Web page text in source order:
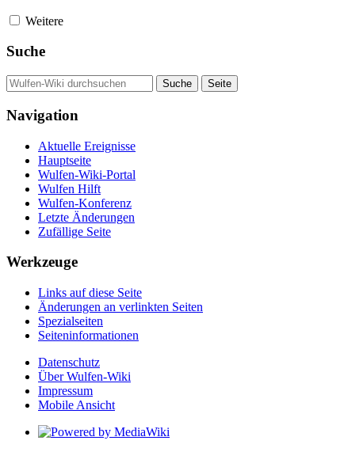
Weitere
Suche
Navigation
Aktuelle Ereignisse
Hauptseite
Wulfen-Wiki-Portal
Wulfen Hilft
Wulfen-Konferenz
Letzte Änderungen
Zufällige Seite
Werkzeuge
Links auf diese Seite
Änderungen an verlinkten Seiten
Spezialseiten
Seiten­­informationen
Datenschutz
Über Wulfen-Wiki
Impressum
Mobile Ansicht